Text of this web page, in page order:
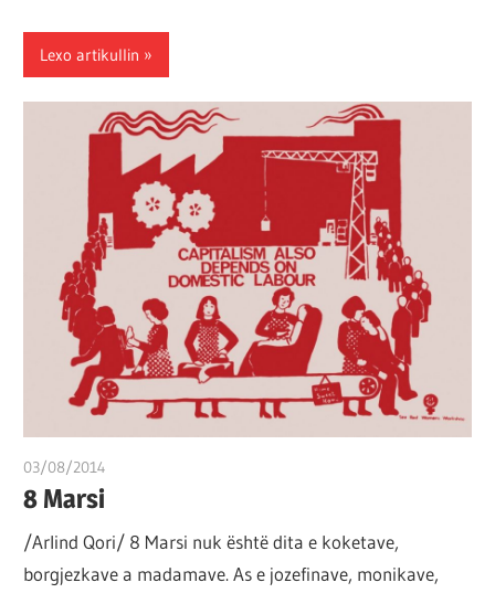
Lexo artikullin
03/08/2014
8 Marsi
/Arlind Qori/ 8 Marsi nuk është dita e koketave,
borgjezkave a madamave. As e jozefinave, monikave,